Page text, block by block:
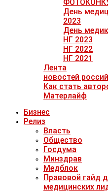
День
2023
День
НГ 2023
НГ 2022
НГ 2021
Лента
новостей
Как стать
Матерлайф
Бизнес
Релиз
Власть
Общество
Госдума
Минздрав
Медблок
Правовой гайд
медицинских